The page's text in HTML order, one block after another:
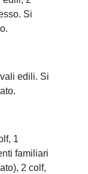
Si
edili. Si
1
familiari
2 colf,